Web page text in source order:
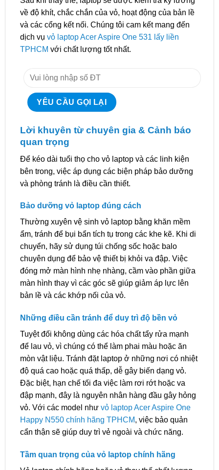
về độ khít, chắc chắn của vỏ, hoạt động của bản lề
và các cổng kết nối. Chúng tôi cam kết mang đến
dịch vụ vỏ laptop Acer Aspire One 531 lấy liền
TPHCM với chất lượng tốt nhất.
Lời khuyên từ chuyên gia & Cảnh báo
quan trọng
Để kéo dài tuổi thọ cho vỏ laptop và các linh kiện
bên trong, việc áp dụng các biện pháp bảo dưỡng
và phòng tránh là điều cần thiết.
Bảo dưỡng vỏ laptop đúng cách
Thường xuyên vệ sinh vỏ laptop bằng khăn mềm
ẩm, tránh để bụi bẩn tích tụ trong các khe kẽ. Khi di
chuyển, hãy sử dụng túi chống sốc hoặc balo
chuyên dụng để bảo vệ thiết bị khỏi va đập. Việc
đóng mở màn hình nhẹ nhàng, cầm vào phần giữa
màn hình thay vì các góc sẽ giúp giảm áp lực lên
bản lề và các khớp nối của vỏ.
Những điều cần tránh để duy trì độ bền vỏ
Tuyệt đối không dùng các hóa chất tẩy rửa mạnh
để lau vỏ, vì chúng có thể làm phai màu hoặc ăn
mòn vật liệu. Tránh đặt laptop ở những nơi có nhiệt
độ quá cao hoặc quá thấp, dễ gây biến dạng vỏ.
Đặc biệt, hạn chế tối đa việc làm rơi rớt hoặc va
đập mạnh, đây là nguyên nhân hàng đầu gây hỏng
vỏ. Với các model như vỏ laptop Acer Aspire One
Happy N550 chính hãng TPHCM, việc bảo quản
cẩn thận sẽ giúp duy trì vẻ ngoài và chức năng.
Tầm quan trọng của vỏ laptop chính hãng